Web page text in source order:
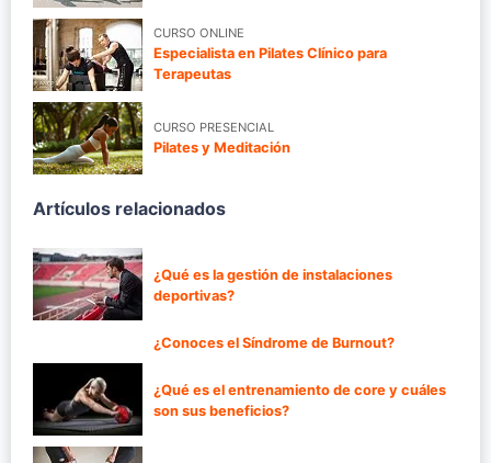
CURSO ONLINE
Especialista en Pilates Clínico para
Terapeutas
CURSO PRESENCIAL
Pilates y Meditación
Artículos relacionados
¿Qué es la gestión de instalaciones
deportivas?
¿Conoces el Síndrome de Burnout?
¿Qué es el entrenamiento de core y cuáles
son sus beneficios?